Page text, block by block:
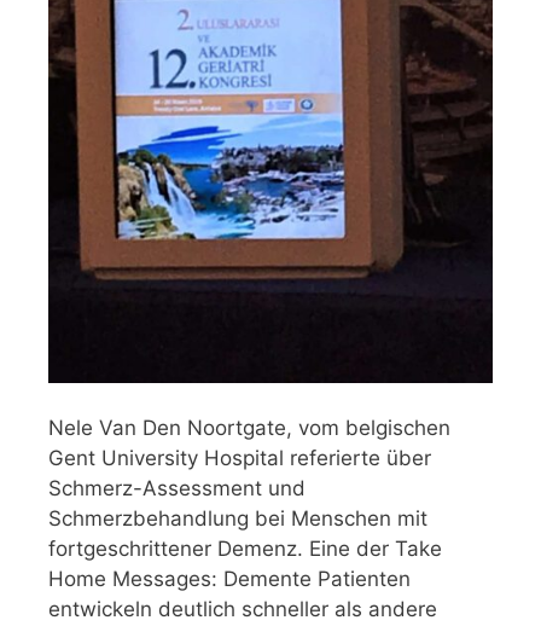
Nele Van Den Noortgate, vom belgischen
Gent University Hospital referierte über
Schmerz-Assessment und
Schmerzbehandlung bei Menschen mit
fortgeschrittener Demenz. Eine der Take
Home Messages: Demente Patienten
entwickeln deutlich schneller als andere